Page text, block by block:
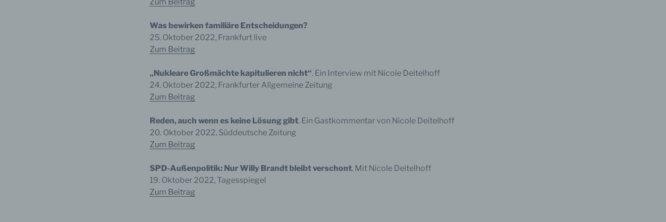
Was bewirken familiäre Entscheidungen?
25. Oktober 2022, Frankfurt live
Zum Beitrag
„Nukleare Großmächte kapitulieren nicht“. Ein Interview mit Nicole Deitelhoff
24. Oktober 2022, Frankfurter Allgemeine Zeitung
Zum Beitrag
Reden, auch wenn es keine Lösung gibt. Ein Gastkommentar von Nicole Deitelhoff
20. Oktober 2022, Süddeutsche Zeitung
Zum Beitrag
SPD-Außenpolitik: Nur Willy Brandt bleibt verschont. Mit Nicole Deitelhoff
19. Oktober 2022, Tagesspiegel
Zum Beitrag
Organisation, das Ordnen, die Speicherung, die Anpassung oder
Veränderung, das Auslesen, das Abfragen, die Verwendung, die
Einschränkung der Verarbeitung ist die Markierung gespeicherter
personenbezogener Daten mit dem Ziel, ihre künftige Verarbeitung